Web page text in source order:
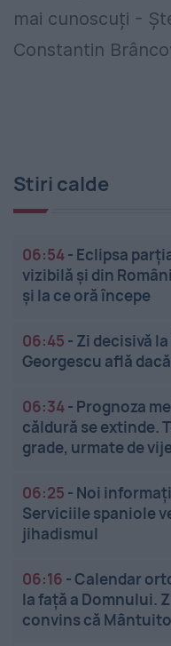
mai cunoscuți -
Constantin
Stiri calde
06:54- Eclipsa
vizibilă și din
și la ce oră începe
06:45 - Zi decisivă
Georgescu află
06:34- Prognoza
căldură se extinde.
grade, urmate de
06:25 - Noi
Serviciile spaniole
jihadismul
06:16 -Calendar
la față a Domnului.
convins că